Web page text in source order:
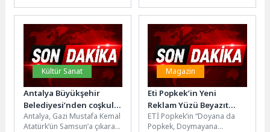
konforunu artırmaya yönelik
bakım çalışmalarına 7/24...
kavramını tarihî
kökenlerinden günümüzün
dönüşen...
Kültür Sanat
Antalya Büyükşehir
Belediyesi’nden coşkulu
19 Mayıs kutlaması
Antalya, Gazi Mustafa Kemal
Atatürk’ün Samsun’a çıkarak
Magazin
Eti Popkek’in Yeni
Reklam Yüzü Beyazıt
Öztürk Oldu!
ETİ Popkek’in “Doyana da
Popkek, Doymayana